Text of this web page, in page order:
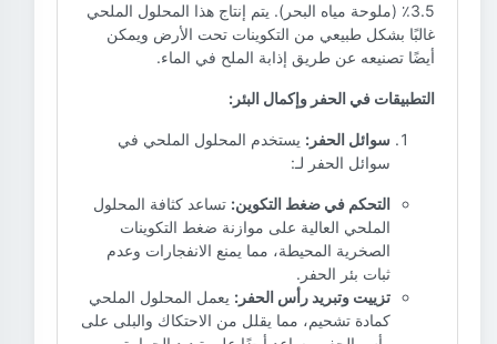
3.5٪ (ملوحة مياه البحر). يتم إنتاج هذا المحلول الملحي
غالبًا بشكل طبيعي من التكوينات تحت الأرض ويمكن
أيضًا تصنيعه عن طريق إذابة الملح في الماء.
التطبيقات في الحفر وإكمال البئر:
سوائل الحفر: يستخدم المحلول الملحي في
سوائل الحفر لـ:
التحكم في ضغط التكوين: تساعد كثافة المحلول
الملحي العالية على موازنة ضغط التكوينات
الصخرية المحيطة، مما يمنع الانفجارات وعدم
ثبات بئر الحفر.
تزييت وتبريد رأس الحفر: يعمل المحلول الملحي
كمادة تشحيم، مما يقلل من الاحتكاك والبلى على